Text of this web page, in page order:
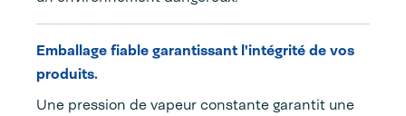
Emballage fiable garantissant l'intégrité de vos
produits.
Une pression de vapeur constante garantit une